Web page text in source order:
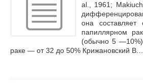
al., 1961;
она
папиллярном
(обычно 5
раке — от 32 до 50% Крижановский В.…